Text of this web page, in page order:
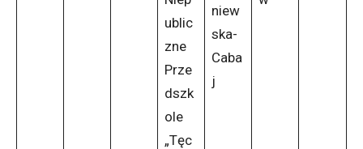
ublic
zne
Prze
dszk
ole
„Tęc
niew
ska-
Caba
j